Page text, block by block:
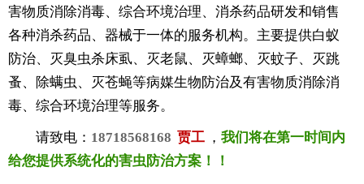
害物质消除消毒、综合环境治理、消杀药品研发和销售
各种消杀药品、器械于一体的服务机构。主要提供白蚁
防治、灭臭虫杀床虱、灭老鼠、灭蟑螂、灭蚊子、灭跳
蚤、除螨虫、灭苍蝇等病媒生物防治及有害物质消除消
毒、综合环境治理等服务。
请致电： 18718568168 贾工 ， 我们将在第一时间内
给您提供系统化的害虫防治方案！！